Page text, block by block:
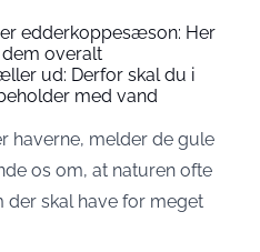
edderkoppesæson: Her
overalt
ud: Derfor skal du i
med vand
haverne, melder de gule
os om, at naturen ofte
der skal have for meget